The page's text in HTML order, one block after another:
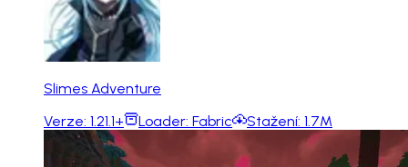
Slimes Adventure
Verze: 1.21.1+ Loader: Fabric Stažení: 1.7M